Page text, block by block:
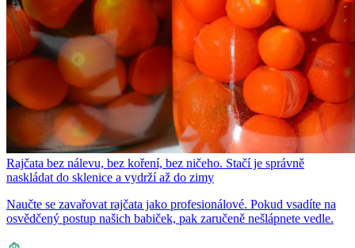
Rajčata bez nálevu, bez koření, bez ničeho. Stačí je správně
naskládat do sklenice a vydrží až do zimy
Naučte se zavařovat rajčata jako profesionálové. Pokud vsadíte na
osvědčený postup našich babiček, pak zaručeně nešlápnete vedle.